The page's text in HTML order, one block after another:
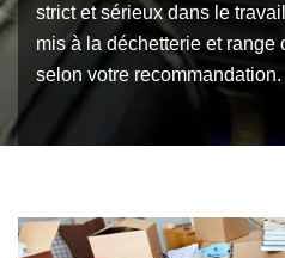
strict et sérieux dans le
mis à la déchetterie et range
selon votre recommandation.